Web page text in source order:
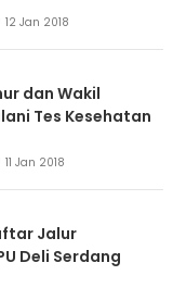
12 Jan 2018
dan Wakil
Tes Kesehatan
11 Jan 2018
Jalur
Deli Serdang